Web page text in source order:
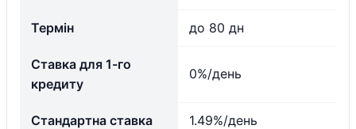
Термін до 80 дн
Ставка для 1-го
кредиту
0%/день
Стандартна ставка 1.49%/день